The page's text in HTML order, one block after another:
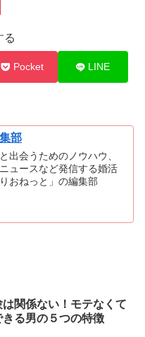
る
Pocket LINE
部
出会うためのノウハウ、
ュースなど発信する婚活
おねっと」の編集部
関係ない！モテなくて
きる男の５つの特徴